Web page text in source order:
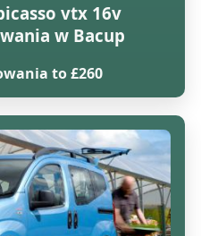
vtx 16v
w Bacup
to £260